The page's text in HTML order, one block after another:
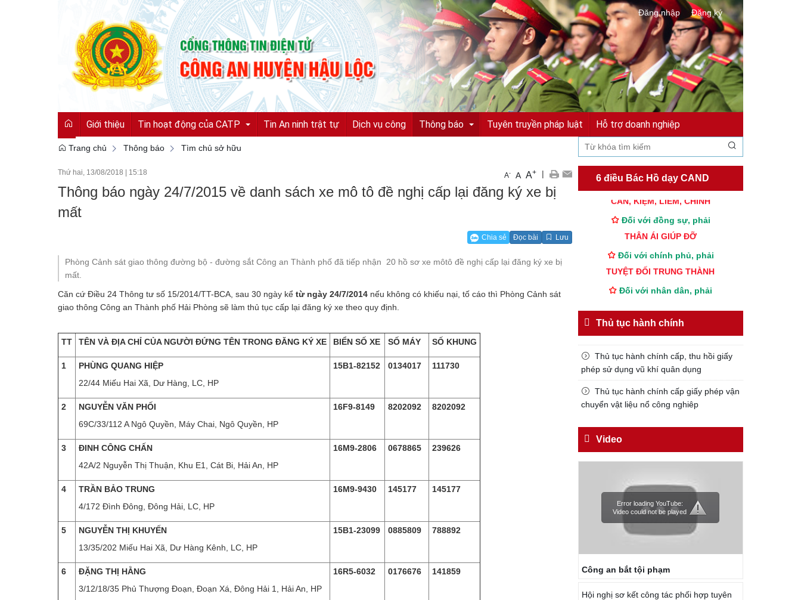
Đăng nhập Đăng ký
Giới thiệu Tin hoạt động của CATP
Hoạt động của CATP
Gương người người tốt việc tốt
Tin An ninh trật tự Dịch vụ công Thông báo
Tuyển sinh, tuyển dụng
Quyết định truy nã
Tin tức từ UBND tỉnh
Tuyên truyền pháp luật Hỗ trợ doanh nghiệp
Trang chủ Thông báo Tìm chủ sở hữu
Thứ hai, 13/08/2018 15:18 A- A A+ |
Thông báo ngày 24/7/2015 về danh sách xe mô tô đề nghị cấp lại đăng ký xe bị
mất
Chia sẻ Đọc bài Lưu
Phòng Cảnh sát giao thông đường bộ - đường sắt Công an Thành phố đã tiếp nhận 20 hồ sơ xe môtô đề nghị cấp lại đăng ký xe bị
mất.
Căn cứ Điều 24 Thông tư số 15/2014/TT-BCA, sau 30 ngày kể từ ngày 24/7/2014 nếu không có khiếu nại, tố cáo thì Phòng Cảnh sát
giao thông Công an Thành phố Hải Phòng sẽ làm thủ tục cấp lại đăng ký xe theo quy định.
TT TÊN VÀ ĐỊA CHỈ CỦA NGƯỜI ĐỨNG TÊN TRONG ĐĂNG KÝ XE BIỂN SỐ XE SỐ MÁY SỐ KHUNG
1
PHÙNG QUANG HIỆP
22/44 Miếu Hai Xã, Dư Hàng, LC, HP
15B1-82152 0134017 111730
2
NGUYỄN VĂN PHỐI
69C/33/112 A Ngô Quyền, Máy Chai, Ngô Quyền, HP
16F9-8149 8202092 8202092
3
ĐINH CÔNG CHẤN
42A/2 Nguyễn Thị Thuận, Khu E1, Cát Bi, Hải An, HP
16M9-2806 0678865 239626
4
TRẦN BẢO TRUNG
4/172 Đình Đông, Đông Hải, LC, HP
16M9-9430 145177 145177
5
NGUYỄN THỊ KHUYẾN
13/35/202 Miếu Hai Xã, Dư Hàng Kênh, LC, HP
15B1-23099 0885809 788892
6
ĐẶNG THỊ HẰNG
3/12/18/35 Phủ Thượng Đoạn, Đoạn Xá, Đông Hải 1, Hải An, HP
16R5-6032 0176676 141859
6 điều Bác Hồ dạy CAND
TƯ CÁCH
NGƯỜI CÔNG AN CÁCH MỆNH LÀ:
Đối với tự mình, phải
CẦN, KIỆM, LIÊM, CHÍNH
THÂN ÁI GIÚP ĐỠ
TUYỆT ĐỐI TRUNG THÀNH
KÍNH TRỌNG LỄ PHÉP
Đối với công việc, phải
Đối với địch, phải
CƯƠNG QUYẾT, KHÔN KHÉO
Trích thư Chủ tịch Hồ Chí Minh
gửi Công an Khu XII,
Thủ tục hành chính
Thủ tục hành chính cấp, thu hồi giấy
phép sử dụng vũ khí quân dụng
Thủ tục hành chính cấp giấy phép vận
chuyển vật liệu nổ công nghiêp
Video
Error loading YouTube:
Video could not be played
Công an bắt tội phạm
Hội nghị sơ kết công tác phối hợp tuyên